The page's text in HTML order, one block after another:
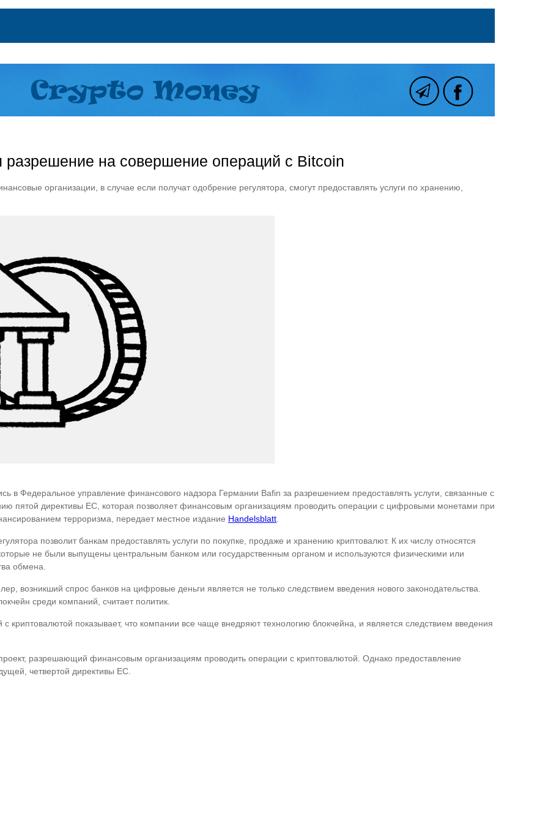
разрешение на совершение операций с Bitcoin
организации, в случае если получат одобрение регулятора, смогут предоставлять услуги по хранению,
в Федеральное управление финансового надзора Германии Bafin за разрешением предоставлять услуги, связанные с
пятой директивы ЕС, которая позволяет финансовым организациям проводить операции с цифровыми монетами при
терроризма, передает местное издание Handelsblatt
позволит банкам предоставлять услуги по покупке, продаже и хранению криптовалют. К их числу относятся
не были выпущены центральным банком или государственным органом и используются физическими или
обмена.
возникший спрос банков на цифровые деньги является не только следствием введения нового законодательства.
среди компаний, считает политик.
криптовалютой показывает, что компании все чаще внедряют технологию блокчейна, и является следствием введения
разрешающий финансовым организациям проводить операции с криптовалютой. Однако предоставление
четвертой директивы ЕС.